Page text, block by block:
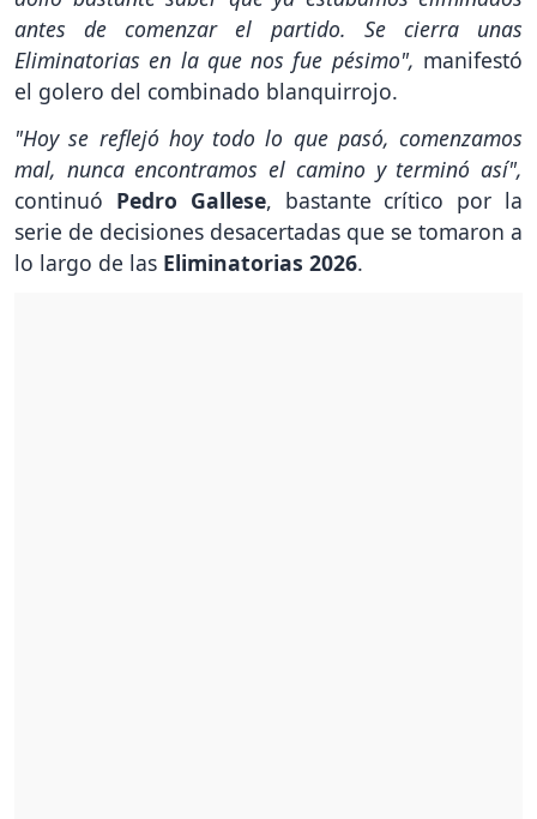
antes de comenzar el partido. Se cierra unas
Eliminatorias en la que nos fue pésimo", manifestó
el golero del combinado blanquirrojo.
"Hoy se reflejó hoy todo lo que pasó, comenzamos
mal, nunca encontramos el camino y terminó así",
continuó Pedro Gallese, bastante crítico por la
serie de decisiones desacertadas que se tomaron a
lo largo de las Eliminatorias 2026.